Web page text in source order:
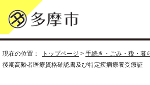
現在の位置： トップページ > 手続き・ごみ・税・暮
後期高齢者医療資格確認書及び特定疾病療養受療証